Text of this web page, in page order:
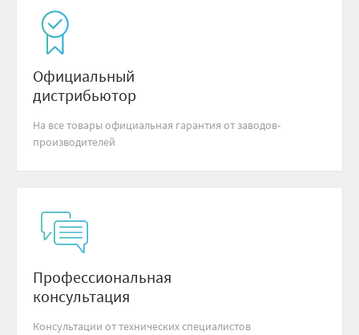
Официальный
дистрибьютор
На все товары официальная гарантия от заводов-
производителей
Профессиональная
консультация
Консультации от технических специалистов